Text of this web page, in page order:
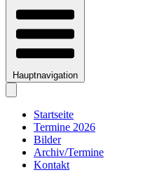
Hauptnavigation
Startseite
Termine 2026
Bilder
Archiv/Termine
Kontakt